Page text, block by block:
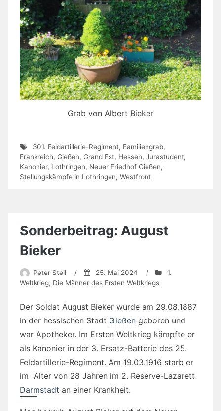
Grab von Albert Bieker
301. Feldartillerie-Regiment, Familiengrab,
Frankreich, Gießen, Grand Est, Hessen, Jurastudent,
Kanonier, Lothringen, Neuer Friedhof Gießen,
Stellungskämpfe in Lothringen, Westfront
Sonderbeitrag: August
Bieker
Peter Steil / 25. Mai 2024 /
1.
Weltkrieg, Die Männer des Ersten Weltkriegs
Der Soldat August Bieker wurde am 29.08.1887
in der hessischen Stadt Gießen geboren und
war Apotheker. Im Ersten Weltkrieg kämpfte er
als Kanonier in der 3. Ersatz-Batterie des 25.
Feldartillerie-Regiment. Am 19.03.1916 starb er
im Alter von 28 Jahren im 2. Reserve-Lazarett
Darmstadt an einer Krankheit.